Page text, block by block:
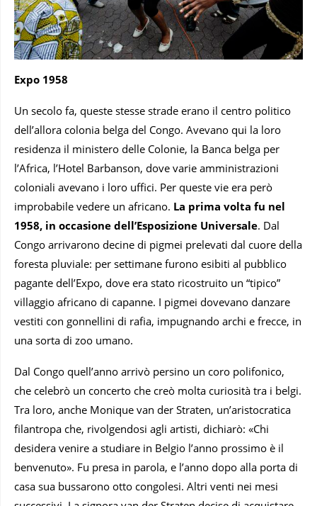
Expo 1958
Un secolo fa, queste stesse strade erano il centro politico
dell’allora colonia belga del Congo. Avevano qui la loro
residenza il ministero delle Colonie, la Banca belga per
l’Africa, l’Hotel Barbanson, dove varie amministrazioni
coloniali avevano i loro uffici. Per queste vie era però
improbabile vedere un africano. La prima volta fu nel
1958, in occasione dell’Esposizione Universale. Dal
Congo arrivarono decine di pigmei prelevati dal cuore della
foresta pluviale: per settimane furono esibiti al pubblico
pagante dell’Expo, dove era stato ricostruito un “tipico”
villaggio africano di capanne. I pigmei dovevano danzare
vestiti con gonnellini di rafia, impugnando archi e frecce, in
una sorta di zoo umano.
Dal Congo quell’anno arrivò persino un coro polifonico,
che celebrò un concerto che creò molta curiosità tra i belgi.
Tra loro, anche Monique van der Straten, un’aristocratica
filantropa che, rivolgendosi agli artisti, dichiarò: «Chi
desidera venire a studiare in Belgio l’anno prossimo è il
benvenuto». Fu presa in parola, e l’anno dopo alla porta di
casa sua bussarono otto congolesi. Altri venti nei mesi